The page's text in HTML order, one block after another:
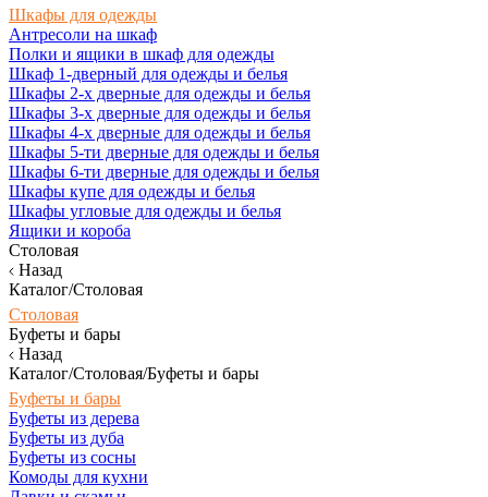
Шкафы для одежды
Антресоли на шкаф
Полки и ящики в шкаф для одежды
Шкаф 1-дверный для одежды и белья
Шкафы 2-х дверные для одежды и белья
Шкафы 3-х дверные для одежды и белья
Шкафы 4-х дверные для одежды и белья
Шкафы 5-ти дверные для одежды и белья
Шкафы 6-ти дверные для одежды и белья
Шкафы купе для одежды и белья
Шкафы угловые для одежды и белья
Ящики и короба
Столовая
Назад
Каталог/Столовая
Столовая
Буфеты и бары
Назад
Каталог/Столовая/Буфеты и бары
Буфеты и бары
Буфеты из дерева
Буфеты из дуба
Буфеты из сосны
Комоды для кухни